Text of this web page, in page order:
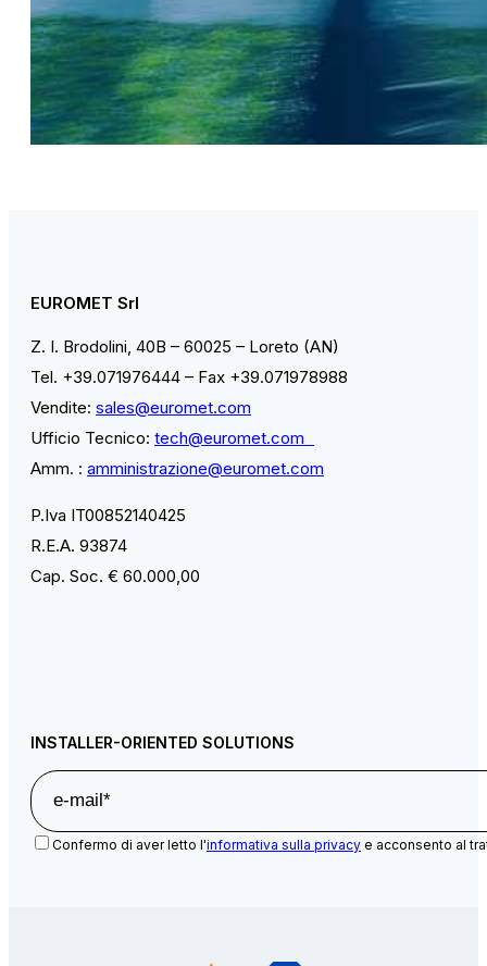
EUROMET Srl
Z. I. Brodolini, 40B – 60025 – Loreto (AN)
Tel. +39.071976444 – Fax +39.071978988
Vendite: sales@euromet.com
Ufficio Tecnico: tech@euromet.com
Amm. : amministrazione@euromet.com
P.Iva IT00852140425
R.E.A. 93874
Cap. Soc. € 60.000,00
INSTALLER-ORIENTED SOLUTIONS
Confermo di aver letto l'informativa sulla privacy e acconsento al